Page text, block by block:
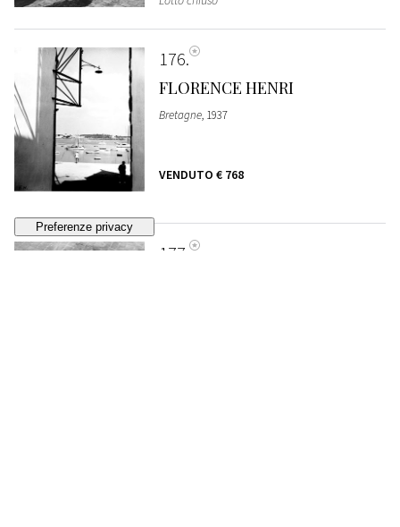
176
FLORENCE HENRI
Bretagne, 1937
VENDUTO € 768
177